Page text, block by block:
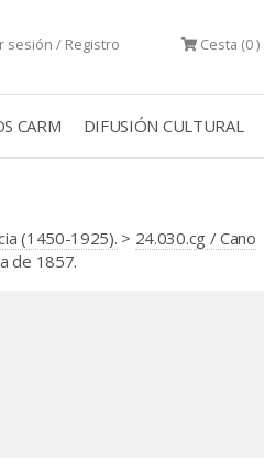
sesión / Registro Cesta (0 )
CARM DIFUSIÓN CULTURAL
(1450-1925). > 24.030.cg / Cano
de 1857.